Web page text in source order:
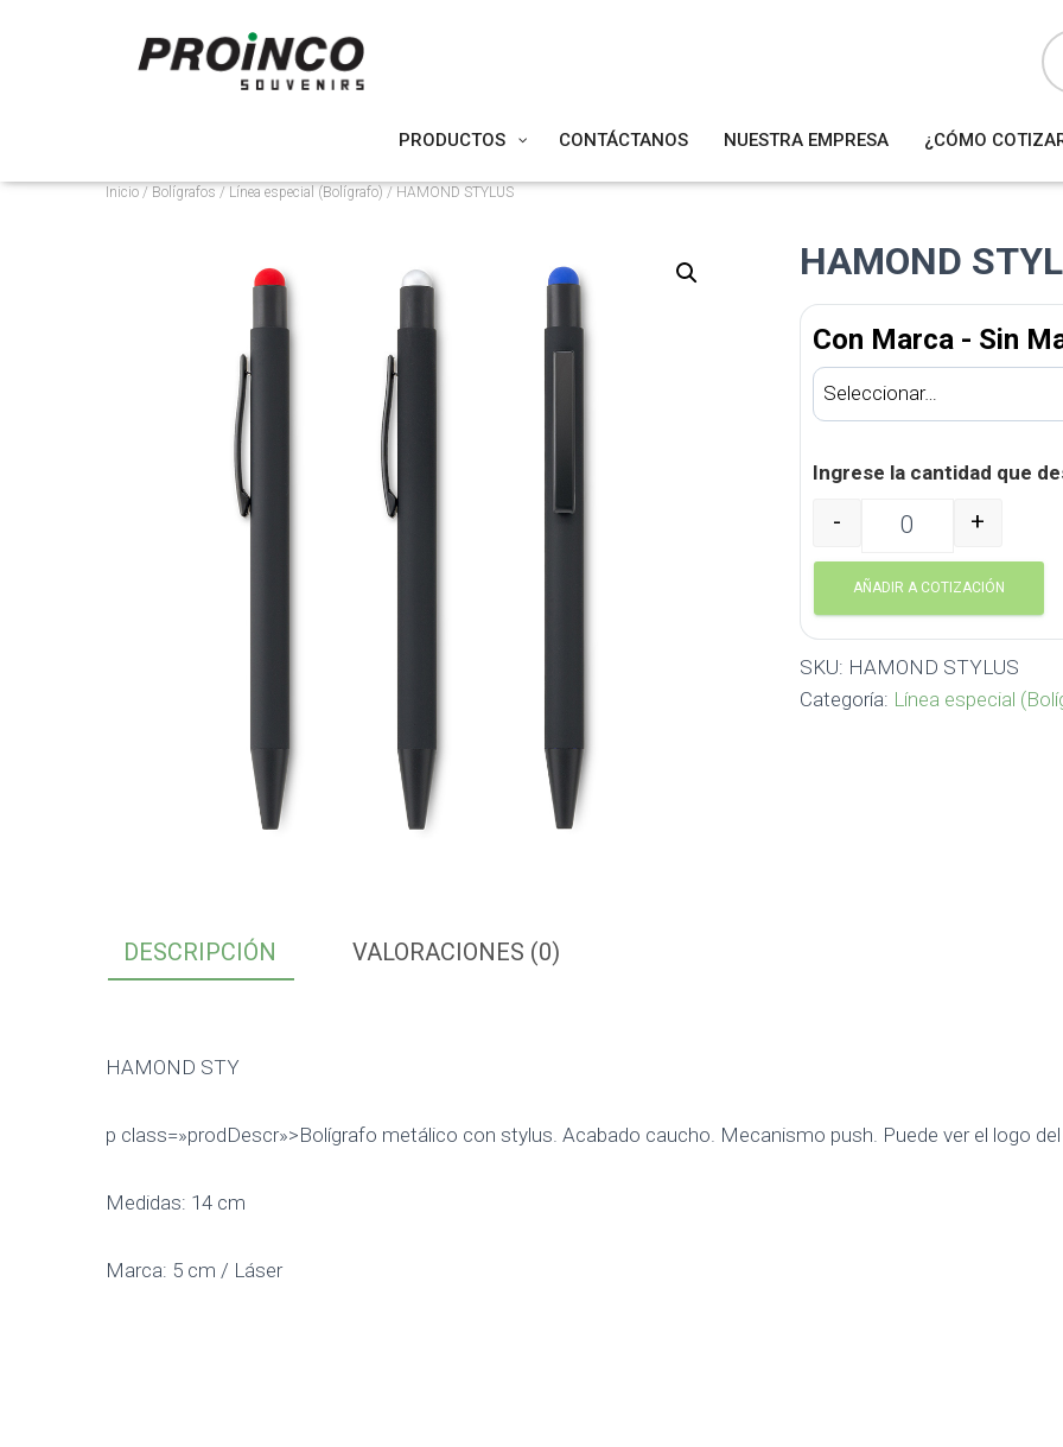
ú
q
a
d
c
o
PRODUCTOS CONTÁCTANOS NUESTRA EMPRESA ¿CÓMO
Inicio/ Bolígrafos / Línea especial (Bolígrafo) / HAMOND STYLUS
HAMOND
Con Marca - Sin
Ingrese la cantidad que
HAMOND STYLUS cantidad
- +
AÑADIR A COTIZACIÓN
SKU: HAMOND STYLUS
Categoría: Línea especial
DESCRIPCIÓN VALORACIONES (0)
HAMOND STY
p class=»prodDescr»>Bolígrafo metálico con stylus. Acabado caucho. Mecanismo push. Puede ver el logo
Medidas: 14 cm
Marca: 5 cm / Láser